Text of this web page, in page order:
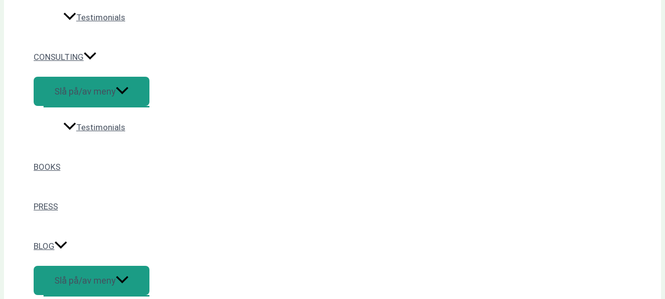
Testimonials
CONSULTING
Slå på/av meny
Testimonials
BOOKS
PRESS
BLOG
Slå på/av meny